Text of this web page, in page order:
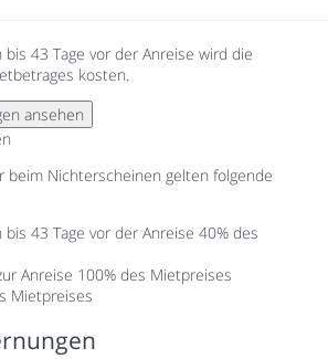
43 Tage vor der Anreise wird die
kosten.
ansehen
beim Nichterscheinen gelten folgende
43 Tage vor der Anreise 40% des
Anreise 100% des Mietpreises
Mietpreises